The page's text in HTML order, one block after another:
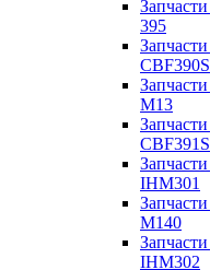
395
CBF390S
M13
CBF391S
IHM301
M140
IHM302